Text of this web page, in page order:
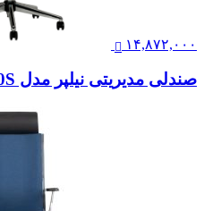
۱۴,۸۷۲,۰۰۰
صندلی مدیریتی نیلپر مدل OCT 750S